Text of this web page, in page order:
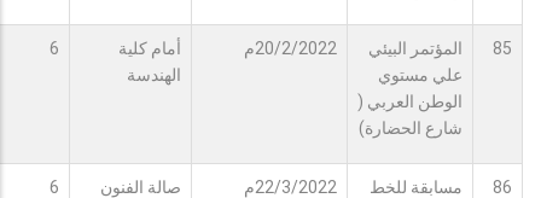
85
المؤتمر البيئي
علي مستوي
الوطن العربي (
شارع الحضارة)
20/2/2022م
أمام كلية
الهندسة
6
86
مسابقة للخط
22/3/2022م
صالة الفنون
6